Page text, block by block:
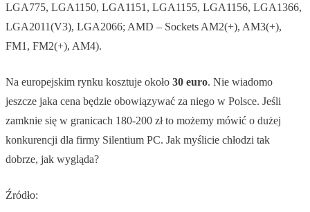
LGA775, LGA1150, LGA1151, LGA1155, LGA1156, LGA1366,
LGA2011(V3), LGA2066; AMD – Sockets AM2(+), AM3(+),
FM1, FM2(+), AM4).
Na europejskim rynku kosztuje około 30 euro. Nie wiadomo
jeszcze jaka cena będzie obowiązywać za niego w Polsce. Jeśli
zamknie się w granicach 180-200 zł to możemy mówić o dużej
konkurencji dla firmy Silentium PC. Jak myślicie chłodzi tak
dobrze, jak wygląda?
Źródło: